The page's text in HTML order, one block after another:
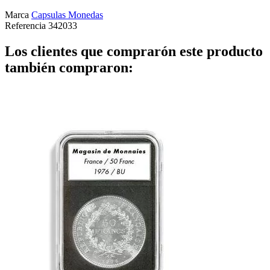
Marca Capsulas Monedas
Referencia 342033
Los clientes que comprarón este producto
también compraron: